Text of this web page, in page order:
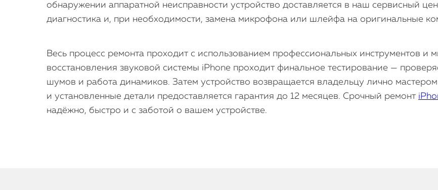
обнаружении аппаратной неисправности устройство доставляется в наш сервисный
диагностика и, при необходимости, замена микрофона или шлейфа на оригинальные
Весь процесс ремонта проходит с использованием профессиональных инструментов и
восстановления звуковой системы iPhone проходит финальное тестирование —
шумов и работа динамиков. Затем устройство возвращается владельцу лично
и установленные детали предоставляется гарантия до 12 месяцев. Срочный ремонт
надёжно, быстро и с заботой о вашем устройстве.